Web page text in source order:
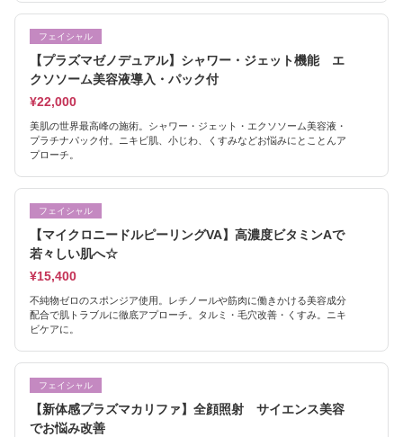
フェイシャル
【プラズマゼノデュアル】シャワー・ジェット機能 エ
クソソーム美容液導入・パック付
¥22,000
美肌の世界最高峰の施術。シャワー・ジェット・エクソソーム美容液・
プラチナパック付。ニキビ肌、小じわ、くすみなどお悩みにとことんア
プローチ。
フェイシャル
【マイクロニードルピーリングVA】高濃度ビタミンAで
若々しい肌へ☆
¥15,400
不純物ゼロのスポンジア使用。レチノールや筋肉に働きかける美容成分
配合で肌トラブルに徹底アプローチ。タルミ・毛穴改善・くすみ。ニキ
ビケアに。
フェイシャル
【新体感プラズマカリファ】全顔照射 サイエンス美容
でお悩み改善